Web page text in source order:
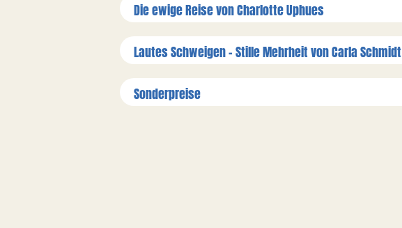
Die ewige Reise von Charlotte Uphues
Lautes Schweigen – Stille Mehrheit von Carla Schmidt
Sonderpreise